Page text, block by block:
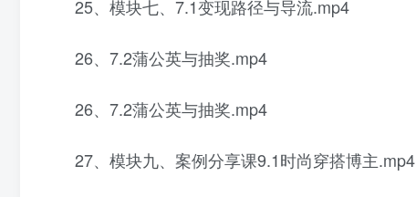
25、模块七、7.1变现路径与导流.mp4
26、7.2蒲公英与抽奖.mp4
26、7.2蒲公英与抽奖.mp4
27、模块九、案例分享课9.1时尚穿搭博主.mp4